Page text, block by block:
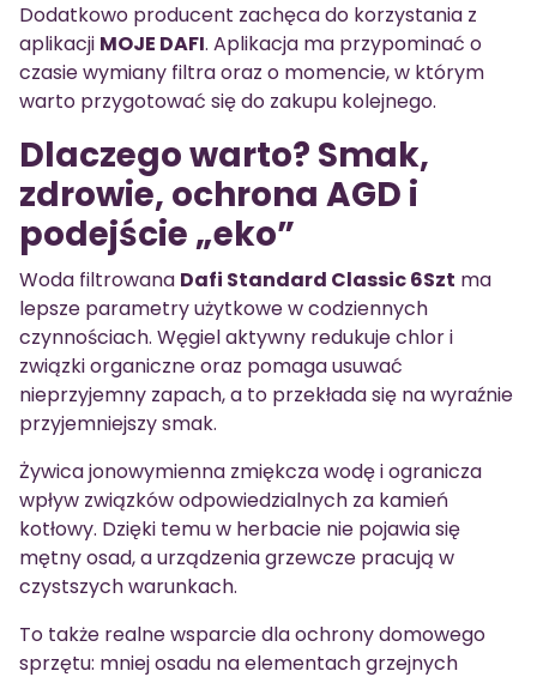
Dodatkowo producent zachęca do korzystania z
aplikacji MOJE DAFI. Aplikacja ma przypominać o
czasie wymiany filtra oraz o momencie, w którym
warto przygotować się do zakupu kolejnego.
Dlaczego warto? Smak,
zdrowie, ochrona AGD i
podejście „eko”
Woda filtrowana Dafi Standard Classic 6Szt ma
lepsze parametry użytkowe w codziennych
czynnościach. Węgiel aktywny redukuje chlor i
związki organiczne oraz pomaga usuwać
nieprzyjemny zapach, a to przekłada się na wyraźnie
przyjemniejszy smak.
Żywica jonowymienna zmiękcza wodę i ogranicza
wpływ związków odpowiedzialnych za kamień
kotłowy. Dzięki temu w herbacie nie pojawia się
mętny osad, a urządzenia grzewcze pracują w
czystszych warunkach.
To także realne wsparcie dla ochrony domowego
sprzętu: mniej osadu na elementach grzejnych